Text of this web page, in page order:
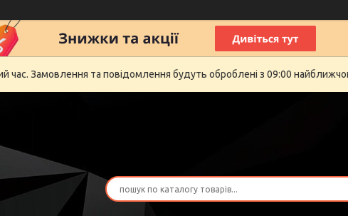
час. Замовлення та повідомлення будуть оброблені з 09:00